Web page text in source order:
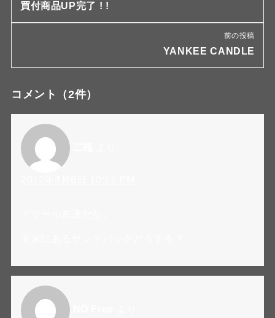
買付商品UP完了 ! !
前の投稿
YANKEE CANDLE
コメント （2件）